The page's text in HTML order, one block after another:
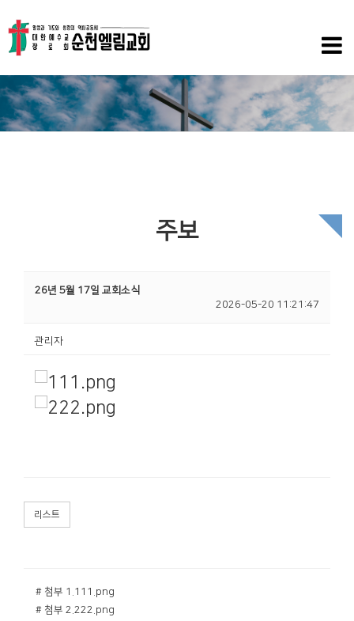
주보
26년 5월 17일 교회소식
2026-05-20 11:21:47
관리자
리스트
# 첨부 1.111.png
# 첨부 2.222.png